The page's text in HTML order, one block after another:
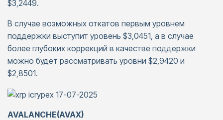
$3,2449.
В случае возможных откатов первым уровнем
поддержки выступит уровень $3,0451, а в случае
более глубоких коррекций в качестве поддержки
можно будет рассматривать уровни $2,9420 и
$2,8501.
AVALANCHE(AVAX)